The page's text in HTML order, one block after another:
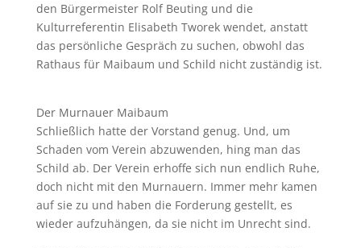
den Bürgermeister Rolf Beuting und die
Kulturreferentin Elisabeth Tworek wendet, anstatt
das persönliche Gespräch zu suchen, obwohl das
Rathaus für Maibaum und Schild nicht zuständig ist.
Der Murnauer Maibaum
Schließlich hatte der Vorstand genug. Und, um
Schaden vom Verein abzuwenden, hing man das
Schild ab. Der Verein erhoffe sich nun endlich Ruhe,
doch nicht mit den Murnauern. Immer mehr kamen
auf sie zu und haben die Forderung gestellt, es
wieder aufzuhängen, da sie nicht im Unrecht sind.